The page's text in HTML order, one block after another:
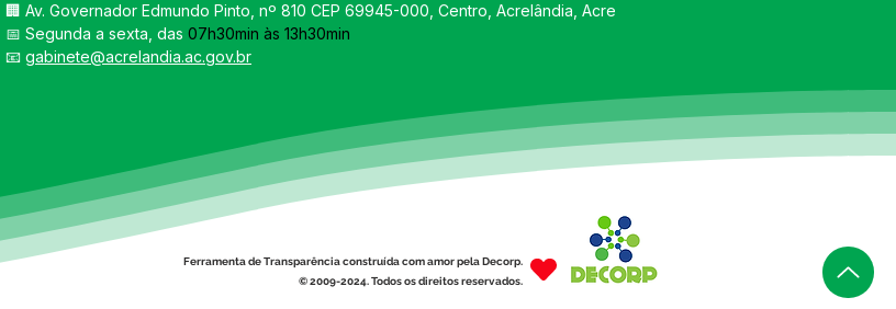
🏢 Av. Governador Edmundo Pinto, nº 810 CEP 69945-000, Centro, Acrelândia, Acre
📅 Segunda a sexta, das 07h30min às 13h30min
📧 gabinete@acrelandia.ac.gov.br
Ferramenta de Transparência construída com amor pela Decorp.
© 2009-2024. Todos os direitos reservados.